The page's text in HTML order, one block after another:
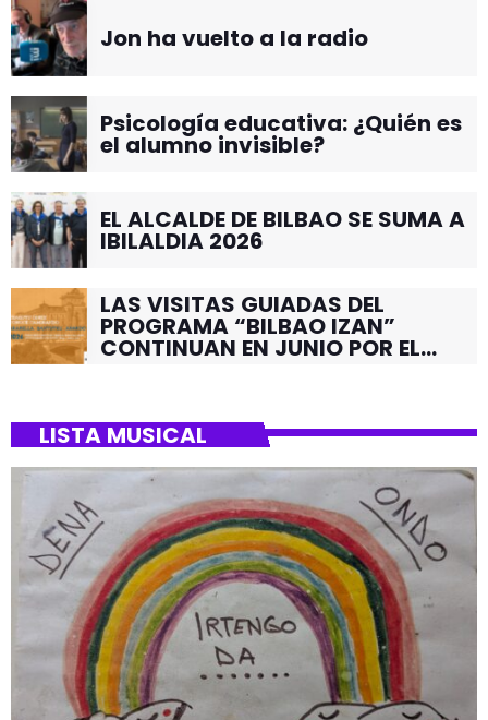
Jon ha vuelto a la radio
Psicología educativa: ¿Quién es
el alumno invisible?
EL ALCALDE DE BILBAO SE SUMA A
IBILALDIA 2026
LAS VISITAS GUIADAS DEL
PROGRAMA “BILBAO IZAN”
CONTINUAN EN JUNIO POR EL
LISTA MUSICAL